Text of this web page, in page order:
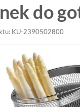
do
KU-2390502800